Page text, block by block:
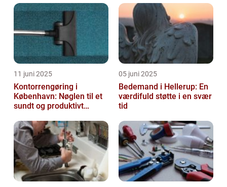
11 juni 2025
Kontorrengøring i
København: Nøglen til et
sundt og produktivt
05 juni 2025
Bedemand i Hellerup: En
værdifuld støtte i en svær
tid